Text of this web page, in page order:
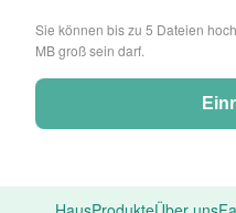
Sie können bis zu 5 Dateien
MB groß sein darf.